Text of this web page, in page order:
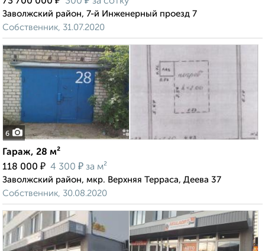
Заволжский район, 7-й Инженерный проезд 7
Собственник, 31.07.2020
6
Гараж, 28 м²
118 000 ₽ 4 300 ₽ за м²
Заволжский район, мкр. Верхняя Терраса, Деева 37
Собственник, 30.08.2020